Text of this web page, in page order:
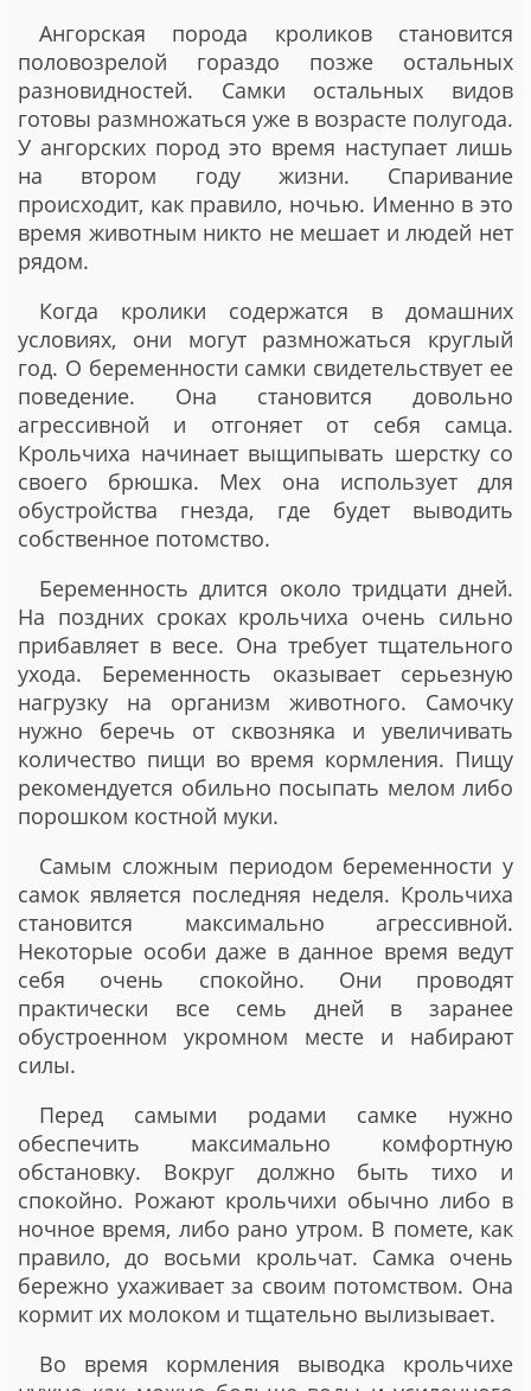
Ангорская порода кроликов становится
половозрелой гораздо позже остальных
разновидностей. Самки остальных видов
готовы размножаться уже в возрасте полугода.
У ангорских пород это время наступает лишь
на втором году жизни. Спаривание
происходит, как правило, ночью. Именно в это
время животным никто не мешает и людей нет
рядом.
Когда кролики содержатся в домашних
условиях, они могут размножаться круглый
год. О беременности самки свидетельствует ее
поведение. Она становится довольно
агрессивной и отгоняет от себя самца.
Крольчиха начинает выщипывать шерстку со
своего брюшка. Мех она использует для
обустройства гнезда, где будет выводить
собственное потомство.
Беременность длится около тридцати дней.
На поздних сроках крольчиха очень сильно
прибавляет в весе. Она требует тщательного
ухода. Беременность оказывает серьезную
нагрузку на организм животного. Самочку
нужно беречь от сквозняка и увеличивать
количество пищи во время кормления. Пищу
рекомендуется обильно посыпать мелом либо
порошком костной муки.
Самым сложным периодом беременности у
самок является последняя неделя. Крольчиха
становится максимально агрессивной.
Некоторые особи даже в данное время ведут
себя очень спокойно. Они проводят
практически все семь дней в заранее
обустроенном укромном месте и набирают
силы.
Перед самыми родами самке нужно
обеспечить максимально комфортную
обстановку. Вокруг должно быть тихо и
спокойно. Рожают крольчихи обычно либо в
ночное время, либо рано утром. В помете, как
правило, до восьми крольчат. Самка очень
бережно ухаживает за своим потомством. Она
кормит их молоком и тщательно вылизывает.
Во время кормления выводка крольчихе